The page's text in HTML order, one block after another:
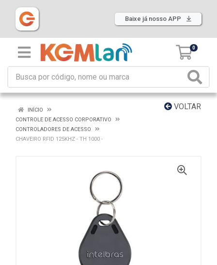
Baixe já nosso APP
0
VOLTAR
INÍCIO
CONTROLE DE ACESSO CORPORATIVO
CONTROLADORES DE ACESSO
CHAVEIRO RFID 125KHZ - TH 1000 -